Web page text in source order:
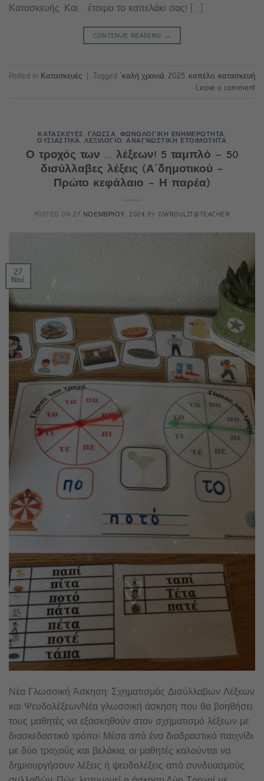
Κατασκευής: Και… έτοιμο το καπελάκι σας! […]
CONTINUE READING →
Posted in Κατασκευές Tagged ΄καλή χρονιά 2025 καπέλο κατασκευή
Leave a comment
ΚΑΤΑΣΚΕΥΕΣ, ΓΛΩΣΣΑ, ΦΩΝΟΛΟΓΙΚΗ ΕΝΗΜΕΡΩΤΗΤΑ,
ΟΥΣΙΑΣΤΙΚΑ,ΛΕΞΙΛΟΓΙΟ,ΑΝΑΓΝΩΣΤΙΚΗ ΕΤΟΙΜΟΤΗΤΑ
Ο τροχός των … λέξεων! 5 ταμπλό – 50
δισύλλαβες λέξεις (Α΄δημοτικού –
Πρώτο κεφάλαιο – Η παρέα)
POSTED ON 27 ΝΟΕΜΒΡΙΟΥ, 2024 BY DWROULIT@TEACHER
27
Νοέ
Νέα Γλωσσική Άσκηση: Σχηματισμός Δισύλλαβων Λέξεων
και ΨευδολέξεωνΝέα γλωσσική άσκηση που θα βοηθήσει
τους μαθητές να εξασκηθούν στον σχηματισμό λέξεων με
διασκεδαστικό τρόπο! Μέσα από ένα διαδραστικό παιχνίδι
με δύο τροχούς και βελάκια, οι μαθητές καλούνται να
δημιουργήσουν λέξεις ή ψευδολέξεις από συνδυασμούς